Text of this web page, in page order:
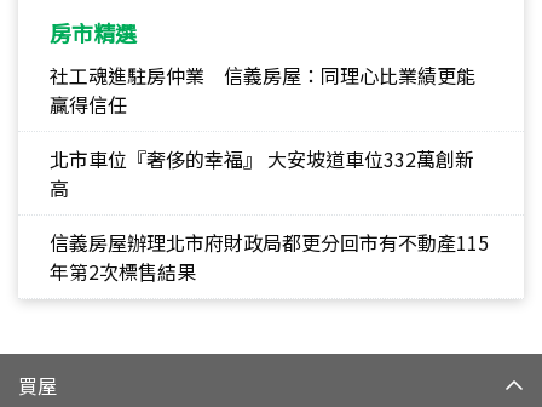
房市精選
社工魂進駐房仲業 信義房屋：同理心比業績更能
贏得信任
北市車位『奢侈的幸福』 大安坡道車位332萬創新
高
信義房屋辦理北市府財政局都更分回市有不動產115
年第2次標售結果
買屋